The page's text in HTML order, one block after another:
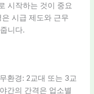
시작하는 것이 중요
시급 제도와 근무
니다.
환경: 2교대 또는 3교
간의 간격은 업소별